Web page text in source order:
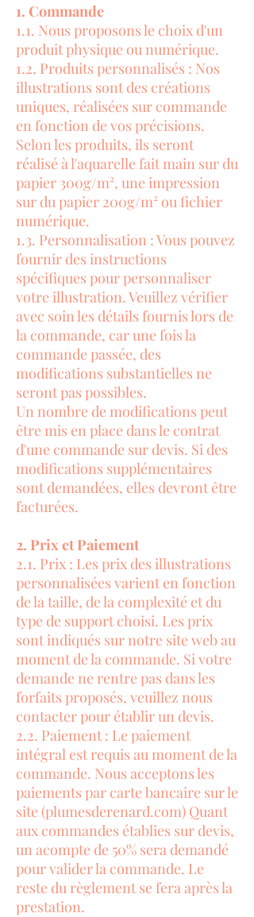
1. Commande
1.1. Nous proposons le choix d'un
produit physique ou numérique.
1.2. Produits personnalisés : Nos
illustrations sont des créations
uniques, réalisées sur commande
en fonction de vos précisions.
Selon les produits, ils seront
réalisé à l'aquarelle fait main sur du
papier 300g/m², une impression
sur du papier 200g/m² ou fichier
numérique.
1.3. Personnalisation : Vous pouvez
fournir des instructions
spécifiques pour personnaliser
votre illustration. Veuillez vérifier
avec soin les détails fournis lors de
la commande, car une fois la
commande passée, des
modifications substantielles ne
seront pas possibles.
Un nombre de modifications peut
être mis en place dans le contrat
d'une commande sur devis. Si des
modifications supplémentaires
sont demandées, elles devront être
facturées.
2. Prix et Paiement
2.1. Prix : Les prix des illustrations
personnalisées varient en fonction
de la taille, de la complexité et du
type de support choisi. Les prix
sont indiqués sur notre site web au
moment de la commande. Si votre
demande ne rentre pas dans les
forfaits proposés, veuillez nous
contacter pour établir un devis.
2.2. Paiement : Le paiement
intégral est requis au moment de la
commande. Nous acceptons les
paiements par carte bancaire sur le
site (plumesderenard.com) Quant
aux commandes établies sur devis,
un acompte de 50% sera demandé
pour valider la commande. Le
reste du règlement se fera après la
prestation.